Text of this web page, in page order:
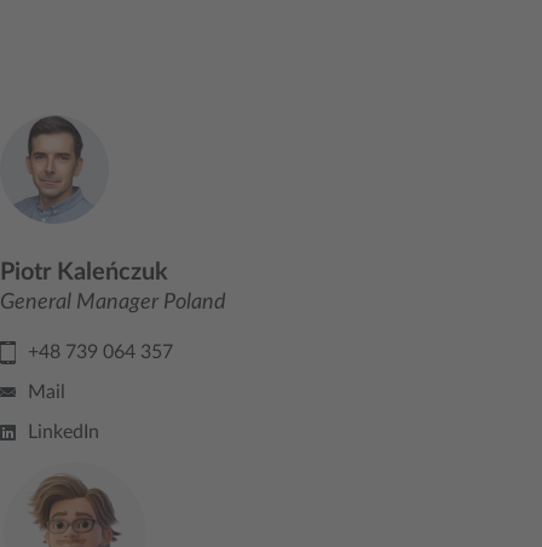
Piotr Kaleńczuk
General Manager Poland
+48 739 064 357
Mail
LinkedIn